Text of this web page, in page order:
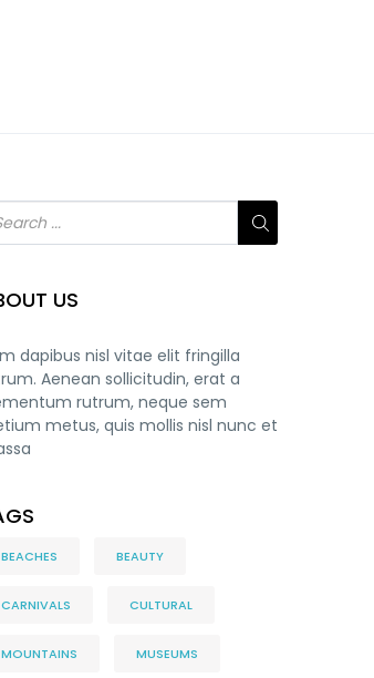
US
dapibus nisl vitae elit fringilla
Aenean sollicitudin, erat a
rutrum, neque sem
metus, quis mollis nisl nunc et
BEACHES BEAUTY
CARNIVALS CULTURAL
MOUNTAINS MUSEUMS